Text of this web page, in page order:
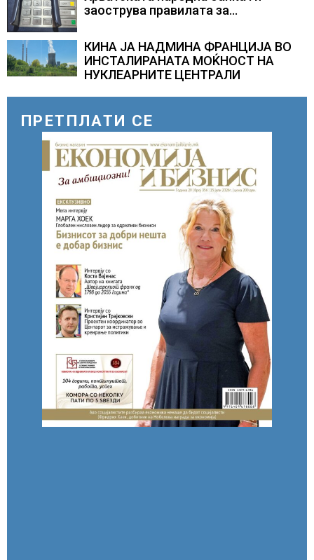
заострува правилата за
зголемени ризици во финансискиот
систем
КИНА ЈА НАДМИНА ФРАНЦИЈА ВО
ИНСТАЛИРАНАТА МОЌНОСТ НА
НУКЛЕАРНИТЕ ЦЕНТРАЛИ
ПРЕТПЛАТИ СЕ